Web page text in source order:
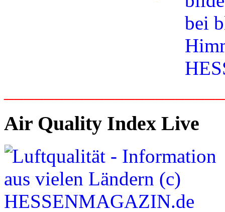
Air Quality Index Live